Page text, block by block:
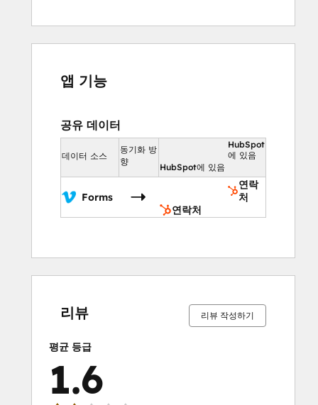
앱 기능
공유 데이터
데이터 소스
동기화 방
향
HubSpot
에 있음
HubSpot에 있음
Forms
연락
처
연락처
리뷰 리뷰 작성하기
평균 등급
1.6
료
료료 료료